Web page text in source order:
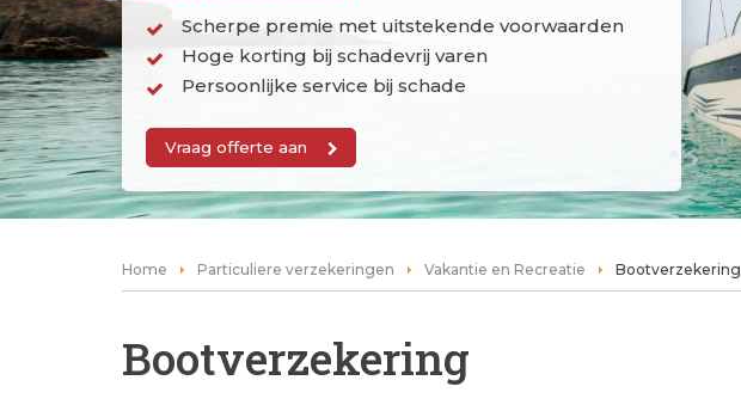
Scherpe premie met uitstekende voorwaarden
Hoge korting bij schadevrij varen
Persoonlijke service bij schade
Vraag offerte aan
Home Particuliere verzekeringen Vakantie en Recreatie Bootverzekering
Bootverzekering